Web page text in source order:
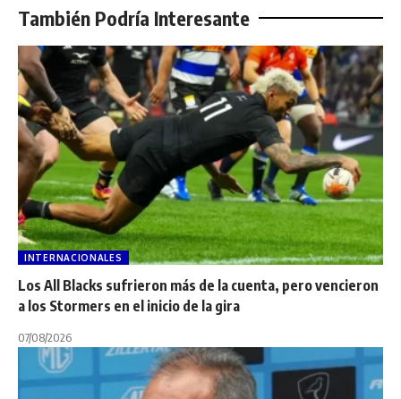
También Podría Interesante
INTERNACIONALES
Los All Blacks sufrieron más de la cuenta, pero vencieron
a los Stormers en el inicio de la gira
07/08/2026